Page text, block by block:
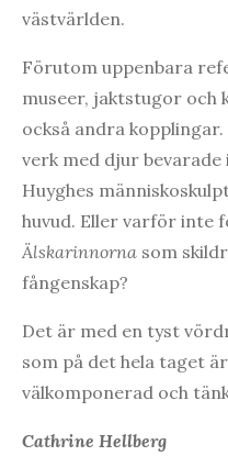
västvärlden.
Förutom uppenbara
museer, jaktstugor och
också andra
verk med djur
Huyghes
huvud. Eller varför inte
Älskarinnorna som
fångenskap?
Det är med en tyst
som på det hela taget
välkomponerad och
Cathrine Hellberg